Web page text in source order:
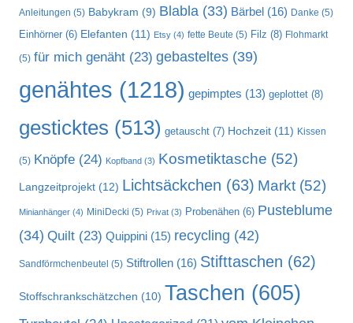
Anleitungen (5) Babykram (9) Blabla (33) Bärbel (16) Danke (5)
Einhörner (6) Elefanten (11) Etsy (4) fette Beute (5) Filz (8) Flohmarkt
(5) für mich genäht (23) gebasteltes (39)
genähtes (1218) gepimptes (13) geplottet (8)
gesticktes (513) getauscht (7) Hochzeit (11) Kissen
(5) Knöpfe (24) Kopfband (3) Kosmetiktasche (52)
Langzeitprojekt (12) Lichtsäckchen (63) Markt (52)
Minianhänger (4) MiniDecki (5) Privat (3) Probenähen (6) Pusteblume
(34) Quilt (23) Quippini (15) recycling (42)
Sandförmchenbeutel (5) Stiftrollen (16) Stifttaschen (62)
Stoffschrankschätzchen (10) Taschen (605)